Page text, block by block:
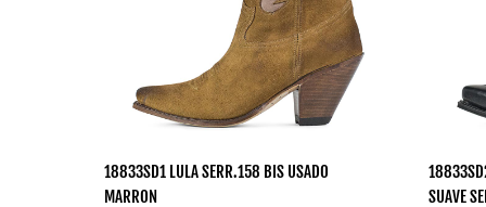
18833SD1 LULA SERR.158 BIS USADO
MARRON
SUAVE